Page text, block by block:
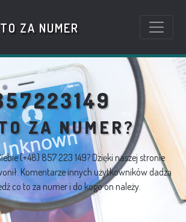
ZA NUMER
ZA NUMER?
(+48) 857 223 149? Dzięki naszej stronie
Komentarze innych użytkowników dadzą
co to za numer i do kogo on należy.